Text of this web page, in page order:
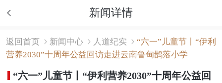
新闻详情
返回首页 新闻中心 人道纪实
“六一”儿童节丨“伊利
营养2030”十周年公益回访走进云南鲁甸鹊落小学
“六一”儿童节丨“伊利营养2030”十周年公益回